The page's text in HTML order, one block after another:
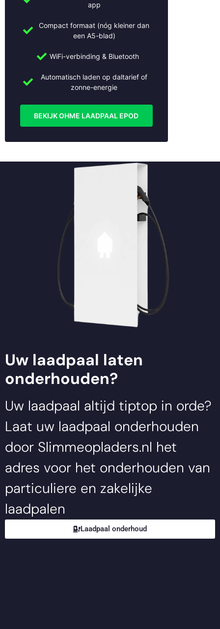
app
Compact formaat (nóg kleiner dan
een A5-blad)
WiFi-verbinding & Bluetooth
Automatisch laden op daltarief of
zonne-energie
BEKIJK OHME LAADPAAL EPOD
Uw laadpaal laten
onderhouden?
Uw laadpaal altijd tiptop in orde?
Laat uw laadpaal onderhouden
door Slimmeopladers.nl het
adres voor het onderhouden van
particuliere en zakelijke
laadpalen
Laadpaal onderhoud